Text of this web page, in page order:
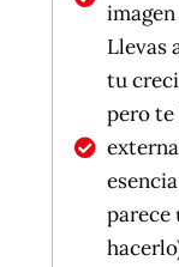
imagen
Llevas
tu
pero te
parece